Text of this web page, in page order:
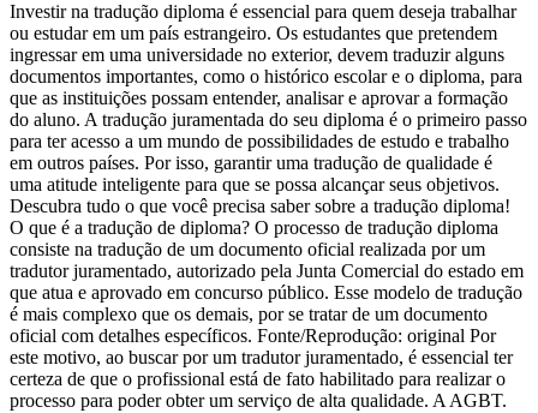
Investir na tradução diploma é essencial para quem deseja trabalhar
ou estudar em um país estrangeiro. Os estudantes que pretendem
ingressar em uma universidade no exterior, devem traduzir alguns
documentos importantes, como o histórico escolar e o diploma, para
que as instituições possam entender, analisar e aprovar a formação
do aluno. A tradução juramentada do seu diploma é o primeiro passo
para ter acesso a um mundo de possibilidades de estudo e trabalho
em outros países. Por isso, garantir uma tradução de qualidade é
uma atitude inteligente para que se possa alcançar seus objetivos.
Descubra tudo o que você precisa saber sobre a tradução diploma!
O que é a tradução de diploma? O processo de tradução diploma
consiste na tradução de um documento oficial realizada por um
tradutor juramentado, autorizado pela Junta Comercial do estado em
que atua e aprovado em concurso público. Esse modelo de tradução
é mais complexo que os demais, por se tratar de um documento
oficial com detalhes específicos. Fonte/Reprodução: original Por
este motivo, ao buscar por um tradutor juramentado, é essencial ter
certeza de que o profissional está de fato habilitado para realizar o
processo para poder obter um serviço de alta qualidade. A AGBT.